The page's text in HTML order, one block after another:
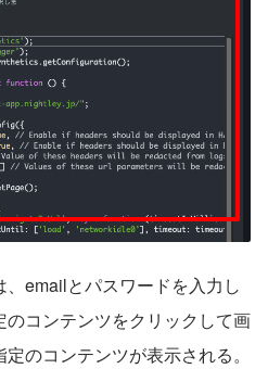
emailとパスワードを入力し
コンテンツをクリックして画
のコンテンツが表示される。